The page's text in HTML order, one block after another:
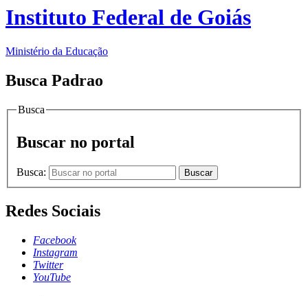
Instituto Federal de Goiás
Ministério da Educação
Busca Padrao
Busca
Buscar no portal
Busca: Buscar
Redes Sociais
Facebook
Instagram
Twitter
YouTube